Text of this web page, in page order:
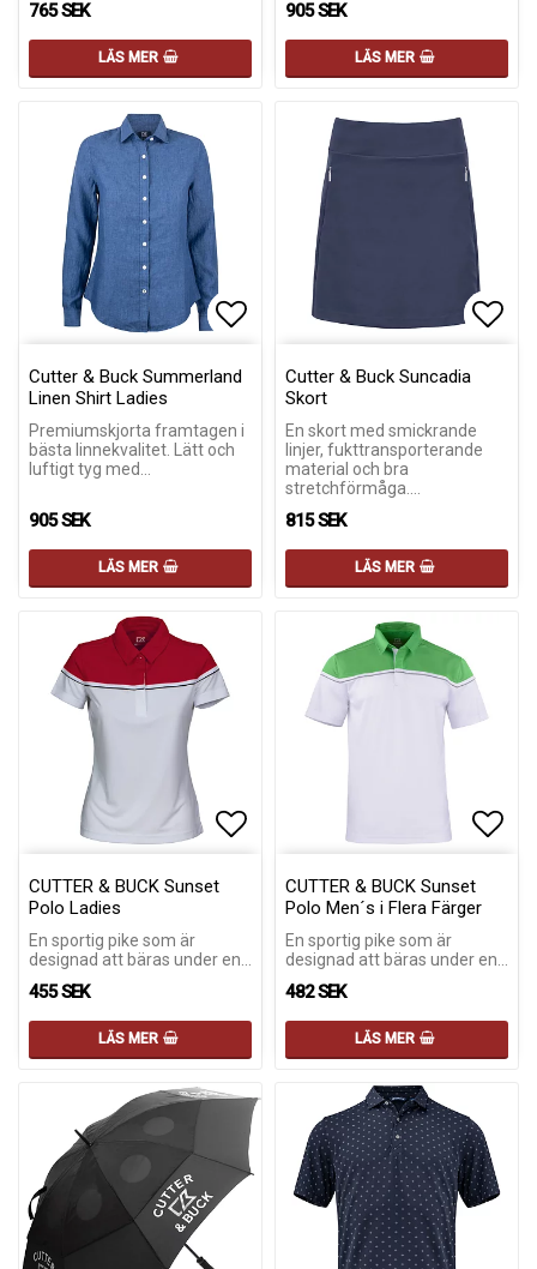
765 SEK
LÄS MER
905 SEK
LÄS MER
Cutter & Buck Summerland
Linen Shirt Ladies
Premiumskjorta framtagen i
bästa linnekvalitet. Lätt och
luftigt tyg med…
905 SEK
LÄS MER
Cutter & Buck Suncadia
Skort
En skort med smickrande
linjer, fukttransporterande
material och bra
stretchförmåga.…
815 SEK
LÄS MER
CUTTER & BUCK Sunset
Polo Ladies
En sportig pike som är
designad att bäras under en…
455 SEK
LÄS MER
CUTTER & BUCK Sunset
Polo Men´s i Flera Färger
En sportig pike som är
designad att bäras under en…
482 SEK
LÄS MER